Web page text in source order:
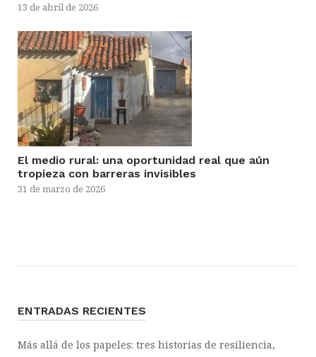
13 de abril de 2026
El medio rural: una oportunidad real que aún
tropieza con barreras invisibles
31 de marzo de 2026
ENTRADAS RECIENTES
Más allá de los papeles: tres historias de resiliencia,